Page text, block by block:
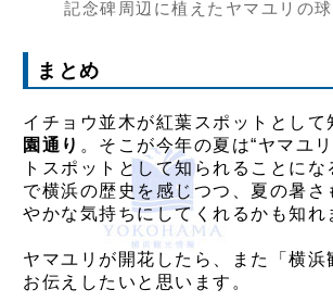
記念碑周辺に植えたヤマユリの
まとめ
イチョウ並木が紅葉スポットとして
園通り 。そこが今年の夏は“ヤマユ
トスポットとして知られることに
で横浜の歴史を感じつつ、夏の暑さ
やかな気持ちにしてくれるかも知れ
ヤマユリが開花したら、また「横浜
お伝えしたいと思います。